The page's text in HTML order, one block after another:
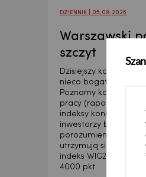
DZIENNIK | 05.08.2026
Warszawski
szczyt
Dzisiejszy kalendarz
nieco bogatszy niż w
Poznamy kolejne
pracy (raport ADP o
indeksy koniunktury
inwestorzy będą
porozumieniu w
utrzymują się na
indeks WIG20
4000 pkt.